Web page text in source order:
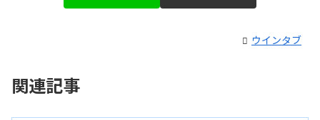
ウインタブ
関連記事